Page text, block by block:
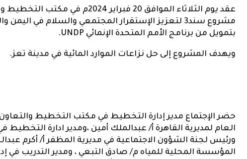
عقد يوم الثلاثاء الموافق 20 فبراير
مشروع سند3 لتعزيز الإستقرار المجتمعي والسلام في
بتمويل من برنامج الأمم المتحدة الإنمائي UNDP.
ويهدف المشروع إلى حل نزاعات الموارد المائية في مدينة تعز.
حضر الإجتماع مدير إدارة التخطيط في مكتب التخطيط والتعاون
العام لمديرية القاهرة أ/ عبدالملك أمين ،ومدير ادارة
ورئيس لجنة الشؤون الاجتماعية في مديرية المظفر أ/ أكرم
المؤسسة المحلية للمياه م/ صادق التبعي ، ومدير التدريب في